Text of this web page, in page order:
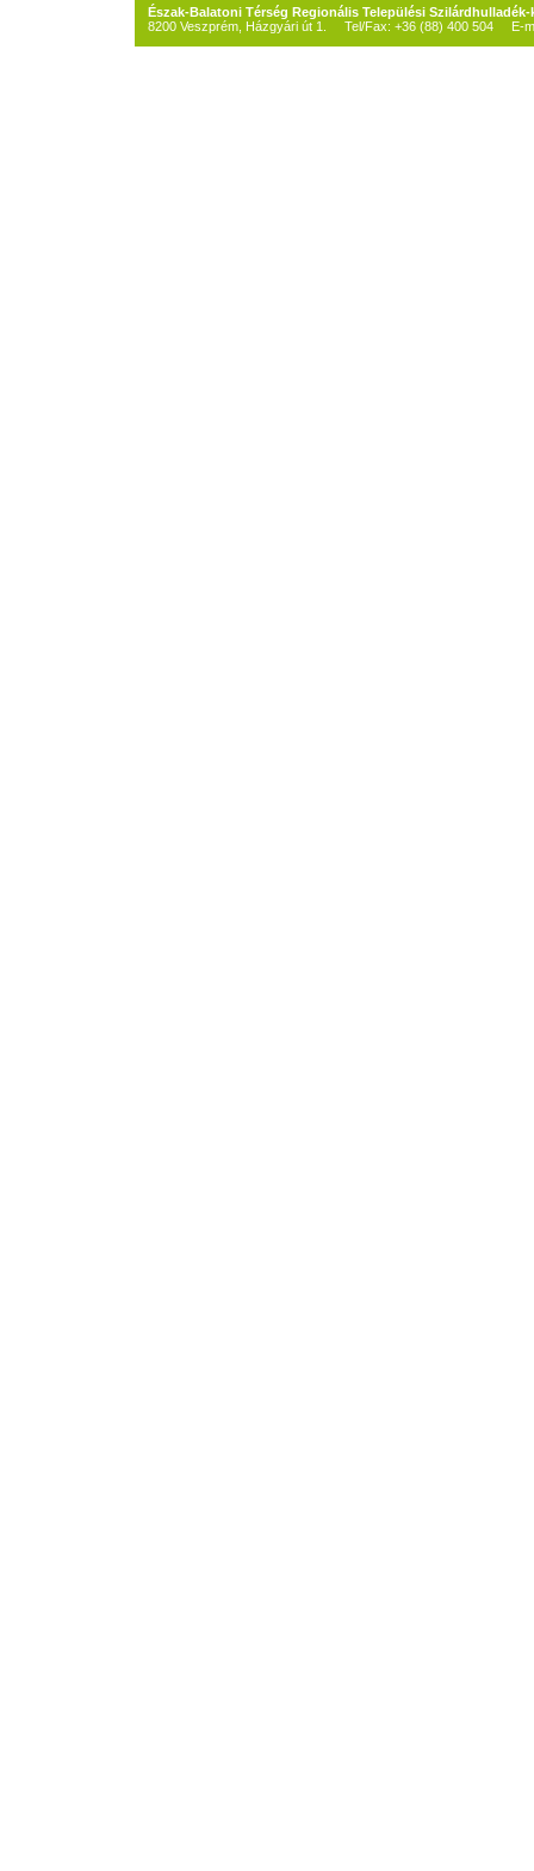
Észak-Balatoni Térség Regionális Települési
8200 Veszprém, Házgyári út 1. Tel/Fax: +36 (88) 400 504
E-